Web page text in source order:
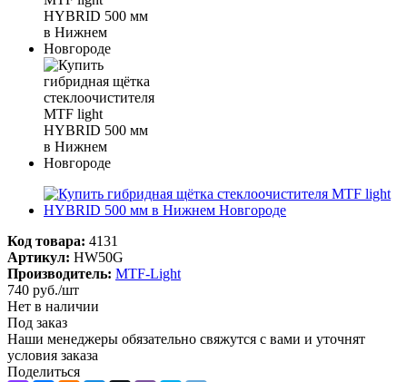
Код товара: 4131
Артикул: HW50G
Производитель: MTF-Light
740 руб./шт
Нет в наличии
Под заказ
Наши менеджеры обязательно свяжутся с вами и уточнят
условия заказа
Поделиться